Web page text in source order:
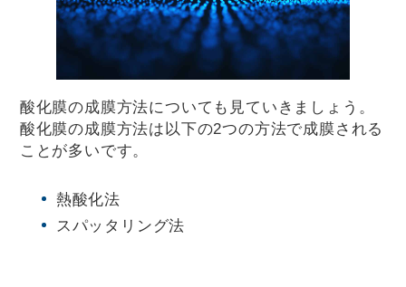
酸化膜の成膜方法についても見ていきましょう。
酸化膜の成膜方法は以下の2つの方法で成膜される
ことが多いです。
熱酸化法
スパッタリング法